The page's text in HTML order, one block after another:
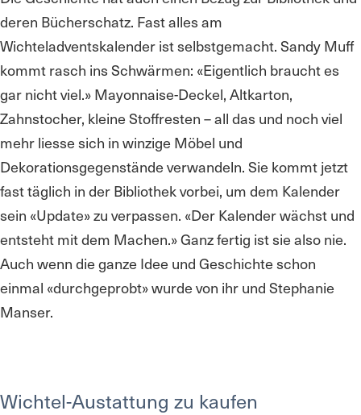
deren Bücherschatz. Fast alles am
Wichteladventskalender ist selbstgemacht. Sandy Muff
kommt rasch ins Schwärmen: «Eigentlich braucht es
gar nicht viel.» Mayonnaise-Deckel, Altkarton,
Zahnstocher, kleine Stoffresten – all das und noch viel
mehr liesse sich in winzige Möbel und
Dekorationsgegenstände verwandeln. Sie kommt jetzt
fast täglich in der Bibliothek vorbei, um dem Kalender
sein «Update» zu verpassen. «Der Kalender wächst und
entsteht mit dem Machen.» Ganz fertig ist sie also nie.
Auch wenn die ganze Idee und Geschichte schon
einmal «durchgeprobt» wurde von ihr und Stephanie
Manser.
Wichtel-Austattung zu kaufen